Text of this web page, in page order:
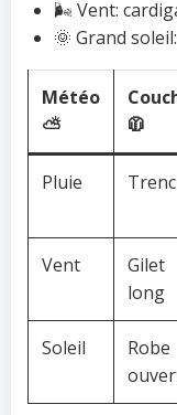
🌬️ Vent:
🌞 Grand
Météo
⛅
🧥
Pluie
Vent
Gilet
long
Soleil
Robe